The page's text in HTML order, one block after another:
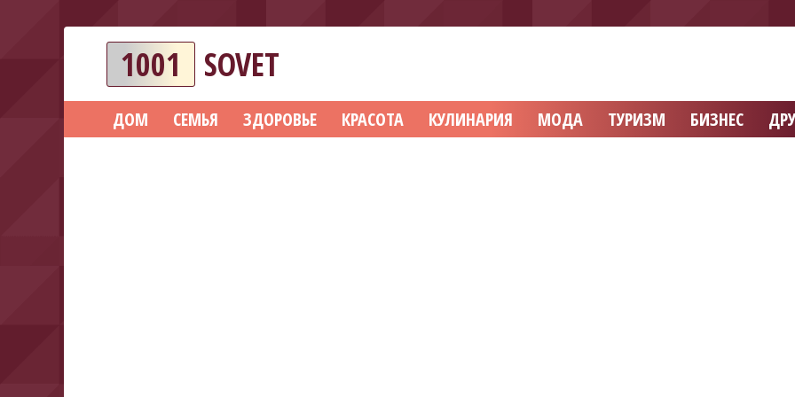
1001 SOVET
ДОМ СЕМЬЯ ЗДОРОВЬЕ КРАСОТА КУЛИНАРИЯ МОДА ТУРИЗМ БИЗНЕС